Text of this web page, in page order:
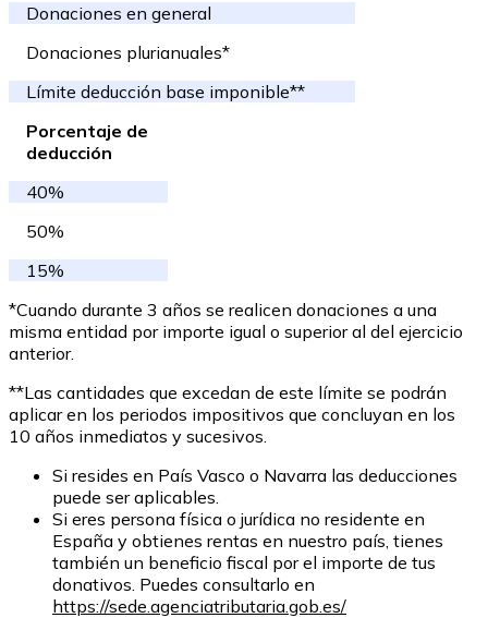
Donaciones en general
Donaciones plurianuales*
Límite deducción base imponible**
Porcentaje de
deducción
40%
50%
15%
*Cuando durante 3 años se realicen donaciones a una
misma entidad por importe igual o superior al del ejercicio
anterior.
**Las cantidades que excedan de este límite se podrán
aplicar en los periodos impositivos que concluyan en los
10 años inmediatos y sucesivos.
Si resides en País Vasco o Navarra las deducciones
puede ser aplicables.
Si eres persona física o jurídica no residente en
España y obtienes rentas en nuestro país, tienes
también un beneficio fiscal por el importe de tus
donativos. Puedes consultarlo en
https://sede.agenciatributaria.gob.es/